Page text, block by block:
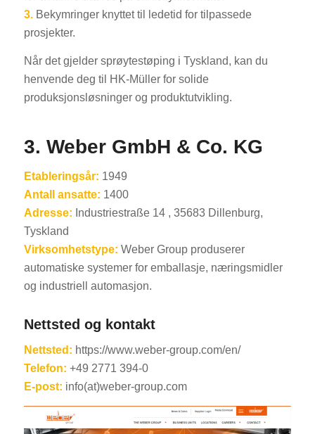
3. Bekymringer knyttet til ledetid for tilpassede
prosjekter.
Når det gjelder sprøytestøping i Tyskland, kan du
henvende deg til HK-Müller for solide
produksjonsløsninger og produktutvikling.
3. Weber GmbH & Co. KG
Etableringsår: 1949
Antall ansatte: 1400
Adresse: Industriestraße 14 , 35683 Dillenburg,
Tyskland
Virksomhetstype: Weber Group produserer
automatiske systemer for emballasje, næringsmidler
og industriell automasjon.
Nettsted og kontakt
Nettsted: https://www.weber-group.com/en/
Telefon: +49 2771 394-0
E-post: info(at)weber-group.com